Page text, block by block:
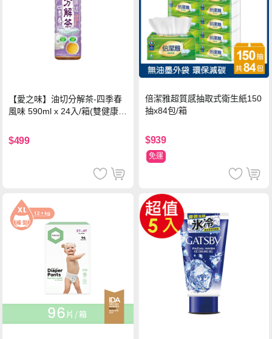
【愛之味】油切分解茶-四季春
風味 590ml x 24入/箱(雙健康認
$499
倍潔雅超質感抽取式衛生紙150
抽x84包/箱
$939
免運